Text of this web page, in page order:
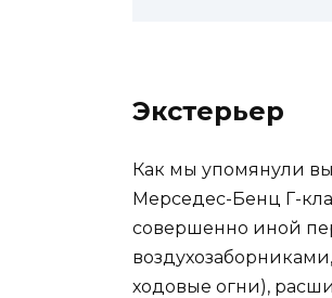
Экстерьер
Как мы упомянули
Мерседес-Бенц Г-
совершенно иной
ходовые огни),